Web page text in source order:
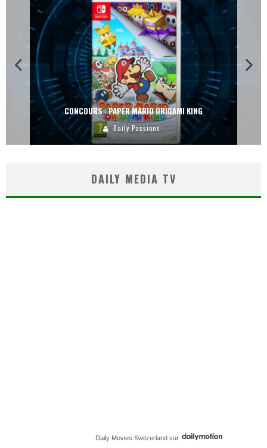
CONCOURS : PAPER MARIO ORIGAMI KING
Daily Passions
DAILY MEDIA TV
Daily Movies Switzerland sur